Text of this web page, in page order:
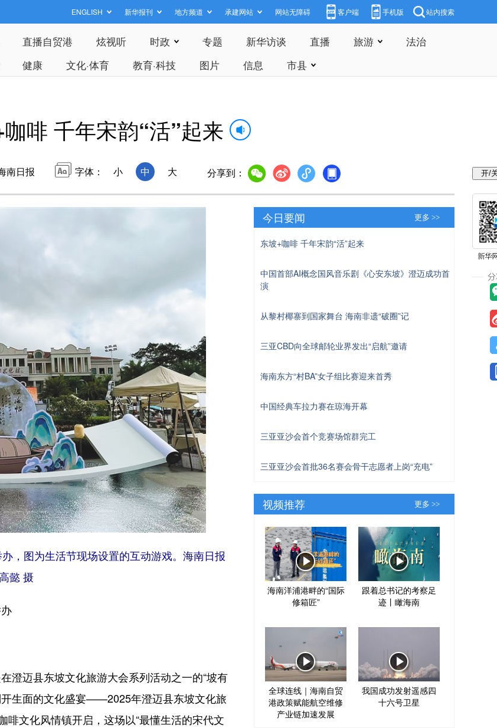
ENGLISH 新华报刊 地方频道 承建网站 网站无障碍 客户端 手机版 站内搜索
直播自贸港 炫视听 时政 专题 新华访谈 直播 旅游
法治
健康 文化·体育 教育·科技 图片 信息 市县
啡 千年宋韵“活”起来
南日报 字体： 小 中 大 分享到：
，图为生活节现场设置的互动游戏。海南日报
懿 摄
迈县东坡文化旅游大会系列活动之一的“坡有
生面的文化盛宴——2025年澄迈县东坡文化旅
啡文化风情镇开启，这场以“最懂生活的宋代文
今日要闻 更多 >>
东坡+咖啡 千年宋韵“活”起来
中国首部AI概念国风音乐剧《心安东坡》澄迈成功首
演
从黎村椰寨到国家舞台 海南非遗“破圈”记
三亚CBD向全球邮轮业界发出“启航”邀请
海南东方“村BA”女子组比赛迎来首秀
中国经典车拉力赛在琼海开幕
三亚亚沙会首个竞赛场馆群完工
三亚亚沙会首批36名赛会骨干志愿者上岗“充电”
视频推荐 更多 >>
海南洋浦港畔的“国际
修箱匠”
跟着总书记的考察足
迹丨瞰海南
全球连线｜海南自贸
港政策赋能航空维修
产业链加速发展
我国成功发射遥感四
十六号卫星